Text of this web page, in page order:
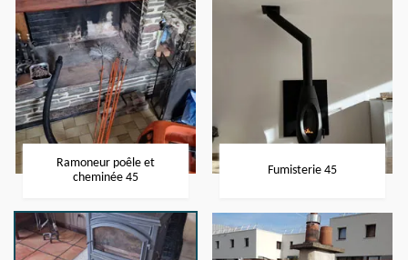
Ramoneur poêle et
cheminée 45
Fumisterie 45